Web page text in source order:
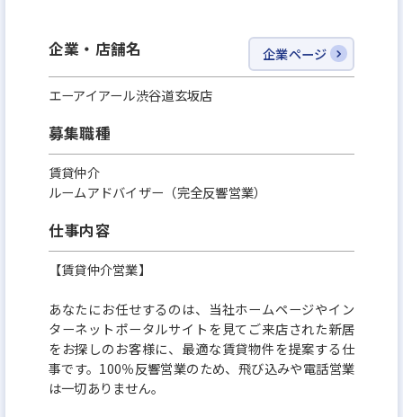
なお、不動産営業のご経験をお持ちの方は、ヒアリ
ングの上、即時営業スタートも可能です。これまで
企業・店舗名 企業ページ
エーアイアール渋谷道玄坂店
募集職種
賃貸仲介
ルームアドバイザー（完全反響営業）
仕事内容
【賃貸仲介営業】
あなたにお任せするのは、当社ホームページやイン
ターネットポータルサイトを見てご来店された新居
をお探しのお客様に、最適な賃貸物件を提案する仕
事です。100％反響営業のため、飛び込みや電話営業
は一切ありません。